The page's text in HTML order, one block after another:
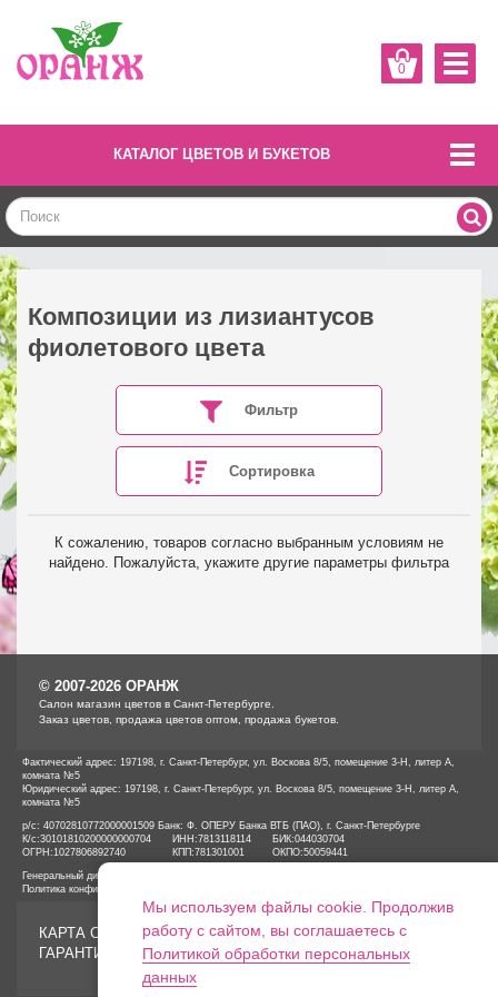
0
КАТАЛОГ ЦВЕТОВ И БУКЕТОВ
Композиции из лизиантусов
фиолетового цвета
Фильтр
Сортировка
К сожалению, товаров согласно выбранным условиям не
найдено. Пожалуйста, укажите другие параметры фильтра
© 2007-2026 ОРАНЖ
Cалон магазин цветов в Санкт-Петербурге.
Заказ цветов, продажа цветов оптом, продажа букетов.
Фактический адрес: 197198, г. Санкт-Петербург, ул. Воскова 8/5, помещение 3-Н, литер А,
комната №5
Юридический адрес: 197198, г. Санкт-Петербург, ул. Воскова 8/5, помещение 3-Н, литер А,
комната №5
р/с: 40702810772000001509 Банк: Ф. ОПЕРУ Банка ВТБ (ПАО), г. Санкт-Петербурге
К/с:30101810200000000704 ИНН:7813118114 БИК:044030704
ОГРН: 1027806892740 КПП:781301001 ОКПО:50059441
Генеральный директор ООО «ОРАНЖ» Иванов А.Е.
Политика конфиденциальности
КАРТА САЙТА
ГАРАНТИИ
Мы используем файлы cookie. Продолжив
работу с сайтом, вы соглашаетесь с
Политикой обработки персональных
данных